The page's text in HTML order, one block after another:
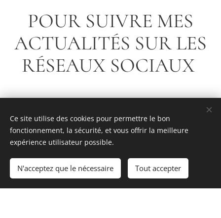
POUR SUIVRE MES
ACTUALITÉS SUR LES
RÉSEAUX SOCIAUX
Ce site utilise des cookies pour permettre le bon
fonctionnement, la sécurité, et vous offrir la meilleure
expérience utilisateur possible.
N'acceptez que le nécessaire Tout accepter